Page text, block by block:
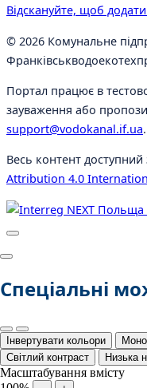
Відскануйте, щоб
© 2026 Комунальне
Портал працює в
зауваження або
support@vodokanal.if.ua.
Весь контент доступний
Attribution 4.0